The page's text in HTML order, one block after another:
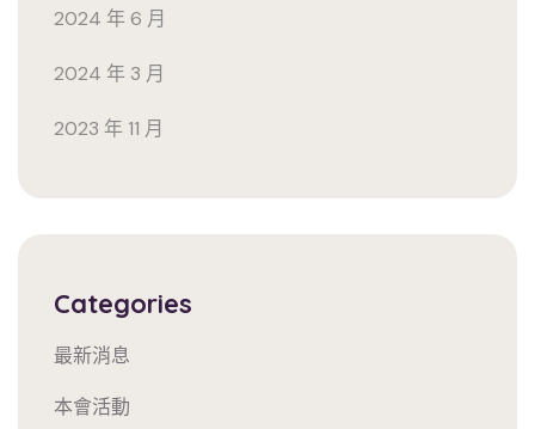
2024 年 6 月
2024 年 3 月
2023 年 11 月
Categories
最新消息
本會活動